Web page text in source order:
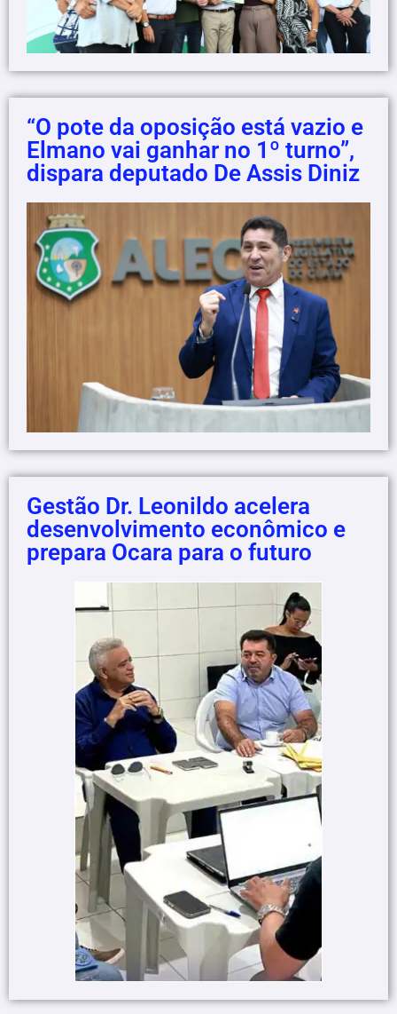
“O pote da oposição está vazio e
Elmano vai ganhar no 1º turno”,
dispara deputado De Assis Diniz
Gestão Dr. Leonildo acelera
desenvolvimento econômico e
prepara Ocara para o futuro